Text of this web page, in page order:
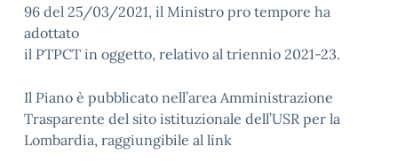
96 del 25/03/2021, il Ministro pro tempore ha
adottato
il PTPCT in oggetto, relativo al triennio 2021-23.
Il Piano è pubblicato nell’area Amministrazione
Trasparente del sito istituzionale dell’USR per la
Lombardia, raggiungibile al link